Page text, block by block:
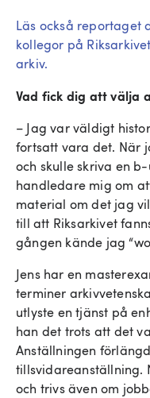
Läs också reportaget
kollegor på
arkiv.
Vad fick dig att välja
– Jag var väldigt
fortsatt vara det. När
och skulle skriva en
handledare mig om
material om det jag
till att Riksarkivet
gången kände jag
Jens har en
terminer
utlyste en tjänst på
han det trots att det
Anställningen
tillsvidareanställning.
och trivs även om